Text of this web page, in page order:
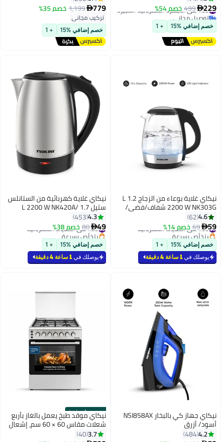
229
499 خصم 54% #35 في الأجهزة الكهربائية الكبيرة
توصيل مجاني
#35 في الأجهزة الكهربائية الكبيرة
خصم إضافي %15 + 1
أوتوماتيكية بالكامل موفرة للطاقة
4 نجوم، شاشة LCD رقمية، قفل
للأطفال، الأفضل للمنزل والعائلة
الصغيرة
779
1,199خصم 35%
تركيب مجاني
خصم إضافي %15 + 1
نيكاي غلاية بوعاء من الزجاج 1.2 L
2200 W NK303G شفاف/فضي/
أسود
4.6
62
59
69 خصم 14% #33 في الغلايات الكهربائية
بتخلّص بسرعة
#33 في الغلايات الكهربائية
خصم إضافي %15 + 1
يوصلك في 1 ساعة 4 دقيقة
نيكاي غلاية كهربائية من الستانلس
ستيل 1.7 L 2200 W NK420A/
NK420AX أسود/ فضي
4.3
453
49
80 خصم 38% #29 في الغلايات الكهربائية
بتخلّص بسرعة
#29 في الغلايات الكهربائية
خصم إضافي %15 + 1
يوصلك في 1 ساعة 4 دقيقة
نيكاي جهاز كي بالبخار NSI858AX
أسود/ أزرق
4.2
484
حصري على نون
نيكاي موقد طبخ يعمل بالغاز بأربع
شعلات مقاس 60 × 60 سم، إشعال
ذاتي، ضمان لمدة سنة
3.7
40